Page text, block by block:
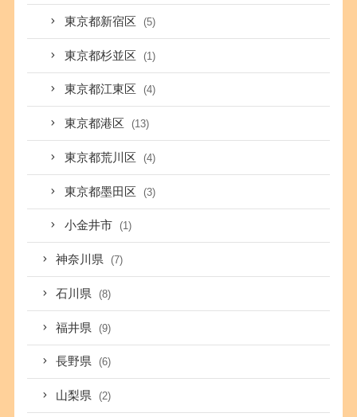
東京都新宿区 (5)
東京都杉並区 (1)
東京都江東区 (4)
東京都港区 (13)
東京都荒川区 (4)
東京都墨田区 (3)
小金井市 (1)
神奈川県 (7)
石川県 (8)
福井県 (9)
長野県 (6)
山梨県 (2)